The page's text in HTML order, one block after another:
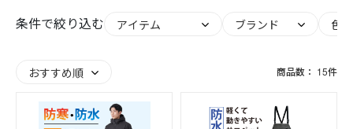
条件で絞り込む
商品数： 15件